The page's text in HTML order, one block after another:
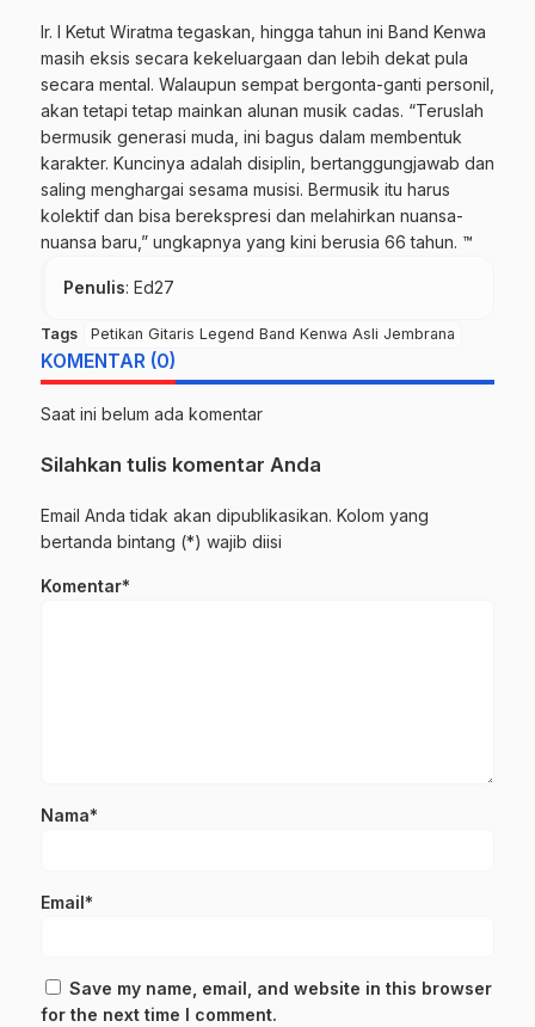
Ir. I Ketut Wiratma tegaskan, hingga tahun ini Band Kenwa
masih eksis secara kekeluargaan dan lebih dekat pula
secara mental. Walaupun sempat bergonta-ganti personil,
akan tetapi tetap mainkan alunan musik cadas. “Teruslah
bermusik generasi muda, ini bagus dalam membentuk
karakter. Kuncinya adalah disiplin, bertanggungjawab dan
saling menghargai sesama musisi. Bermusik itu harus
kolektif dan bisa berekspresi dan melahirkan nuansa-
nuansa baru,” ungkapnya yang kini berusia 66 tahun. ™
Penulis: Ed27
Tags Petikan Gitaris Legend Band Kenwa Asli Jembrana
KOMENTAR (0)
Saat ini belum ada komentar
Silahkan tulis komentar Anda
Email Anda tidak akan dipublikasikan. Kolom yang
bertanda bintang (*) wajib diisi
Komentar*
Nama*
Email*
Save my name, email, and website in this browser
for the next time I comment.